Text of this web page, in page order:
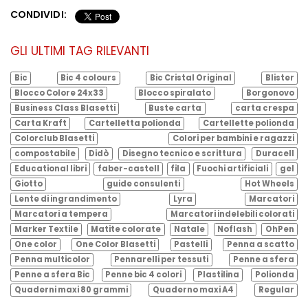
CONDIVIDI:
GLI ULTIMI TAG RILEVANTI
Bic Bic 4 colours Bic Cristal Original
Blister
Blocco Colore 24x33
Blocco spiralato
Borgonovo
Business Class Blasetti
Buste carta
carta crespa
Carta Kraft
Cartelletta polionda
Cartellette polionda
Colorclub Blasetti
Colori per bambini e ragazzi
compostabile
Didò Disegno tecnico e scrittura
Duracell
Educational libri
faber-castell fila Fuochi artificiali
gel
Giotto
guide consulenti
Hot Wheels
Lente di ingrandimento
Lyra
Marcatori
Marcatori a tempera
Marcatori indelebili colorati
Marker Textile
Matite colorate Natale Noflash
OhPen
One color
One Color Blasetti Pastelli
Penna a scatto
Penna multicolor
Pennarelli per tessuti
Penne a sfera
Penne a sfera Bic
Penne bic 4 colori Plastilina
Polionda
Quaderni maxi 80 grammi
Quaderno maxi A4
Regular